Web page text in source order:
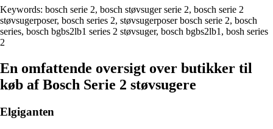
Keywords: bosch serie 2, bosch støvsuger serie 2, bosch serie 2
støvsugerposer, bosch series 2, støvsugerposer bosch serie 2, bosch
series, bosch bgbs2lb1 series 2 støvsuger, bosch bgbs2lb1, bosh series
2
En omfattende oversigt over butikker til
køb af Bosch Serie 2 støvsugere
Elgiganten